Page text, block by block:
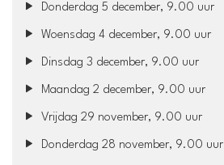
Donderdag 5 december, 9.00 uur
Woensdag 4 december, 9.00 uur
Dinsdag 3 december, 9.00 uur
Maandag 2 december, 9.00 uur
Vrijdag 29 november, 9.00 uur
Donderdag 28 november, 9.00 uur